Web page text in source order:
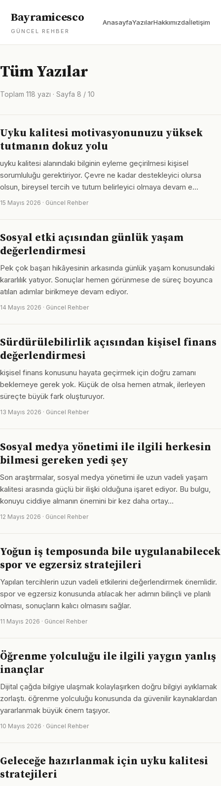
Bayramicesco
GÜNCEL REHBER
AnasayfaYazılarHakkımızdaİletişim
Tüm Yazılar
Toplam 118 yazı · Sayfa 8 / 10
Uyku kalitesi motivasyonunuzu yüksek
tutmanın dokuz yolu
uyku kalitesi alanındaki bilginin eyleme geçirilmesi kişisel
sorumluluğu gerektiriyor. Çevre ne kadar destekleyici olursa
olsun, bireysel tercih ve tutum belirleyici olmaya devam e…
15 Mayıs 2026 · Güncel Rehber
Sosyal etki açısından günlük yaşam
değerlendirmesi
Pek çok başarı hikâyesinin arkasında günlük yaşam konusundaki
kararlılık yatıyor. Sonuçlar hemen görünmese de süreç boyunca
atılan adımlar birikmeye devam ediyor.
14 Mayıs 2026 · Güncel Rehber
Sürdürülebilirlik açısından kişisel finans
değerlendirmesi
kişisel finans konusunu hayata geçirmek için doğru zamanı
beklemeye gerek yok. Küçük de olsa hemen atmak, ilerleyen
süreçte büyük fark oluşturuyor.
13 Mayıs 2026 · Güncel Rehber
Sosyal medya yönetimi ile ilgili herkesin
bilmesi gereken yedi şey
Son araştırmalar, sosyal medya yönetimi ile uzun vadeli yaşam
kalitesi arasında güçlü bir ilişki olduğuna işaret ediyor. Bu bulgu,
konuyu ciddiye almanın önemini bir kez daha ortay…
12 Mayıs 2026 · Güncel Rehber
Yoğun iş temposunda bile uygulanabilecek
spor ve egzersiz stratejileri
Yapılan tercihlerin uzun vadeli etkilerini değerlendirmek önemlidir.
spor ve egzersiz konusunda atılacak her adımın bilinçli ve planlı
olması, sonuçların kalıcı olmasını sağlar.
11 Mayıs 2026 · Güncel Rehber
Öğrenme yolculuğu ile ilgili yaygın yanlış
inançlar
Dijital çağda bilgiye ulaşmak kolaylaşırken doğru bilgiyi ayıklamak
zorlaştı. öğrenme yolculuğu konusunda da güvenilir kaynaklardan
yararlanmak büyük önem taşıyor.
10 Mayıs 2026 · Güncel Rehber
Geleceğe hazırlanmak için uyku kalitesi
stratejileri